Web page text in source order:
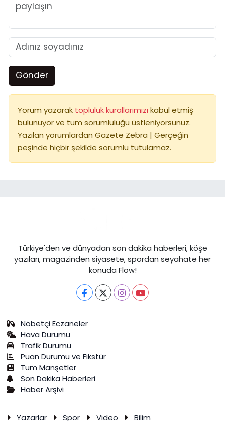
Gönder
Yorum yazarak topluluk kurallarımızı kabul etmiş
bulunuyor ve tüm sorumluluğu üstleniyorsunuz.
Yazılan yorumlardan Gazete Zebra | Gerçeğin
peşinde hiçbir şekilde sorumlu tutulamaz.
Türkiye'den ve dünyadan son dakika haberleri, köşe
yazıları, magazinden siyasete, spordan seyahate her
konuda Flow!
Nöbetçi Eczaneler
Hava Durumu
Trafik Durumu
Puan Durumu ve Fikstür
Tüm Manşetler
Son Dakika Haberleri
Haber Arşivi
Yazarlar Spor Video Bilim